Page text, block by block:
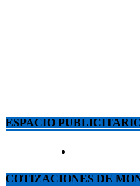
ESPACIO
COTIZACIONES DE